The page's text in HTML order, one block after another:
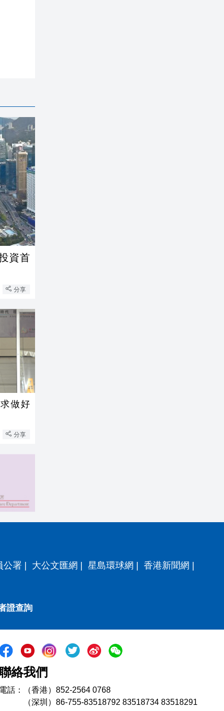
分享
做好
分享
公署 大公文匯網 星島環球網 香港新聞網
證查詢
絡我們
電話：（香港）852-2564 0768
（深圳）86-755-83518792 83518734 83518291